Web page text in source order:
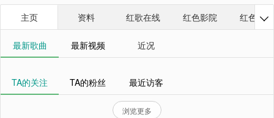
主页 资料 红歌在线 红色影院 红色相册

最新歌曲 最新视频 近况
TA的关注 TA的粉丝 最近访客
浏览更多